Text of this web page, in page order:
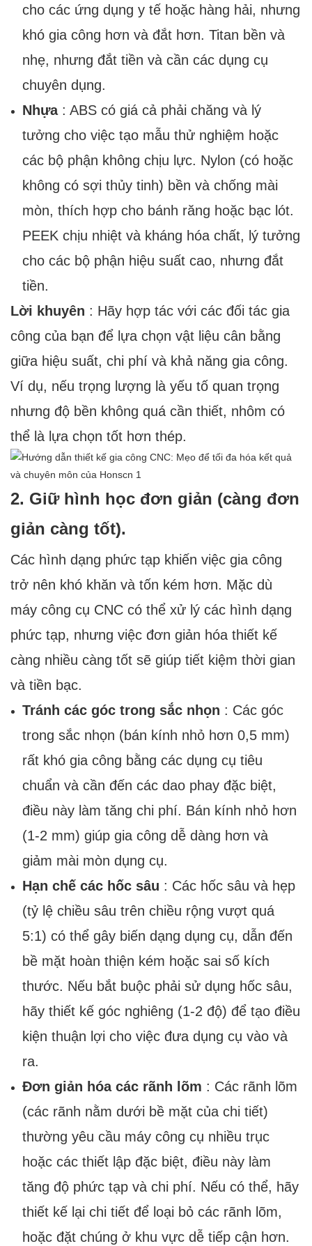
cho các ứng dụng y tế hoặc hàng hải, nhưng
khó gia công hơn và đắt hơn. Titan bền và
nhẹ, nhưng đắt tiền và cần các dụng cụ
chuyên dụng.
Nhựa : ABS có giá cả phải chăng và lý
tưởng cho việc tạo mẫu thử nghiệm hoặc
các bộ phận không chịu lực. Nylon (có hoặc
không có sợi thủy tinh) bền và chống mài
mòn, thích hợp cho bánh răng hoặc bạc lót.
PEEK chịu nhiệt và kháng hóa chất, lý tưởng
cho các bộ phận hiệu suất cao, nhưng đắt
tiền.
Lời khuyên : Hãy hợp tác với các đối tác gia
công của bạn để lựa chọn vật liệu cân bằng
giữa hiệu suất, chi phí và khả năng gia công.
Ví dụ, nếu trọng lượng là yếu tố quan trọng
nhưng độ bền không quá cần thiết, nhôm có
thể là lựa chọn tốt hơn thép.
2. Giữ hình học đơn giản (càng đơn
giản càng tốt).
Các hình dạng phức tạp khiến việc gia công
trở nên khó khăn và tốn kém hơn. Mặc dù
máy công cụ CNC có thể xử lý các hình dạng
phức tạp, nhưng việc đơn giản hóa thiết kế
càng nhiều càng tốt sẽ giúp tiết kiệm thời gian
và tiền bạc.
Tránh các góc trong sắc nhọn : Các góc
trong sắc nhọn (bán kính nhỏ hơn 0,5 mm)
rất khó gia công bằng các dụng cụ tiêu
chuẩn và cần đến các dao phay đặc biệt,
điều này làm tăng chi phí. Bán kính nhỏ hơn
(1-2 mm) giúp gia công dễ dàng hơn và
giảm mài mòn dụng cụ.
Hạn chế các hốc sâu : Các hốc sâu và hẹp
(tỷ lệ chiều sâu trên chiều rộng vượt quá
5:1) có thể gây biến dạng dụng cụ, dẫn đến
bề mặt hoàn thiện kém hoặc sai số kích
thước. Nếu bắt buộc phải sử dụng hốc sâu,
hãy thiết kế góc nghiêng (1-2 độ) để tạo điều
kiện thuận lợi cho việc đưa dụng cụ vào và
ra.
Đơn giản hóa các rãnh lõm : Các rãnh lõm
(các rãnh nằm dưới bề mặt của chi tiết)
thường yêu cầu máy công cụ nhiều trục
hoặc các thiết lập đặc biệt, điều này làm
tăng độ phức tạp và chi phí. Nếu có thể, hãy
thiết kế lại chi tiết để loại bỏ các rãnh lõm,
hoặc đặt chúng ở khu vực dễ tiếp cận hơn.